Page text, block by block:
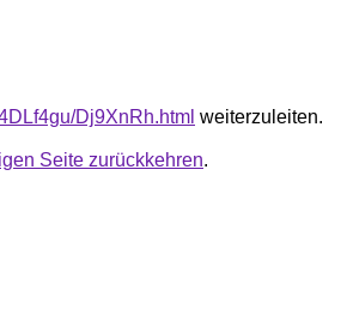
Dj9XnRh.html weiterzuleiten.
Seite zurückkehren.